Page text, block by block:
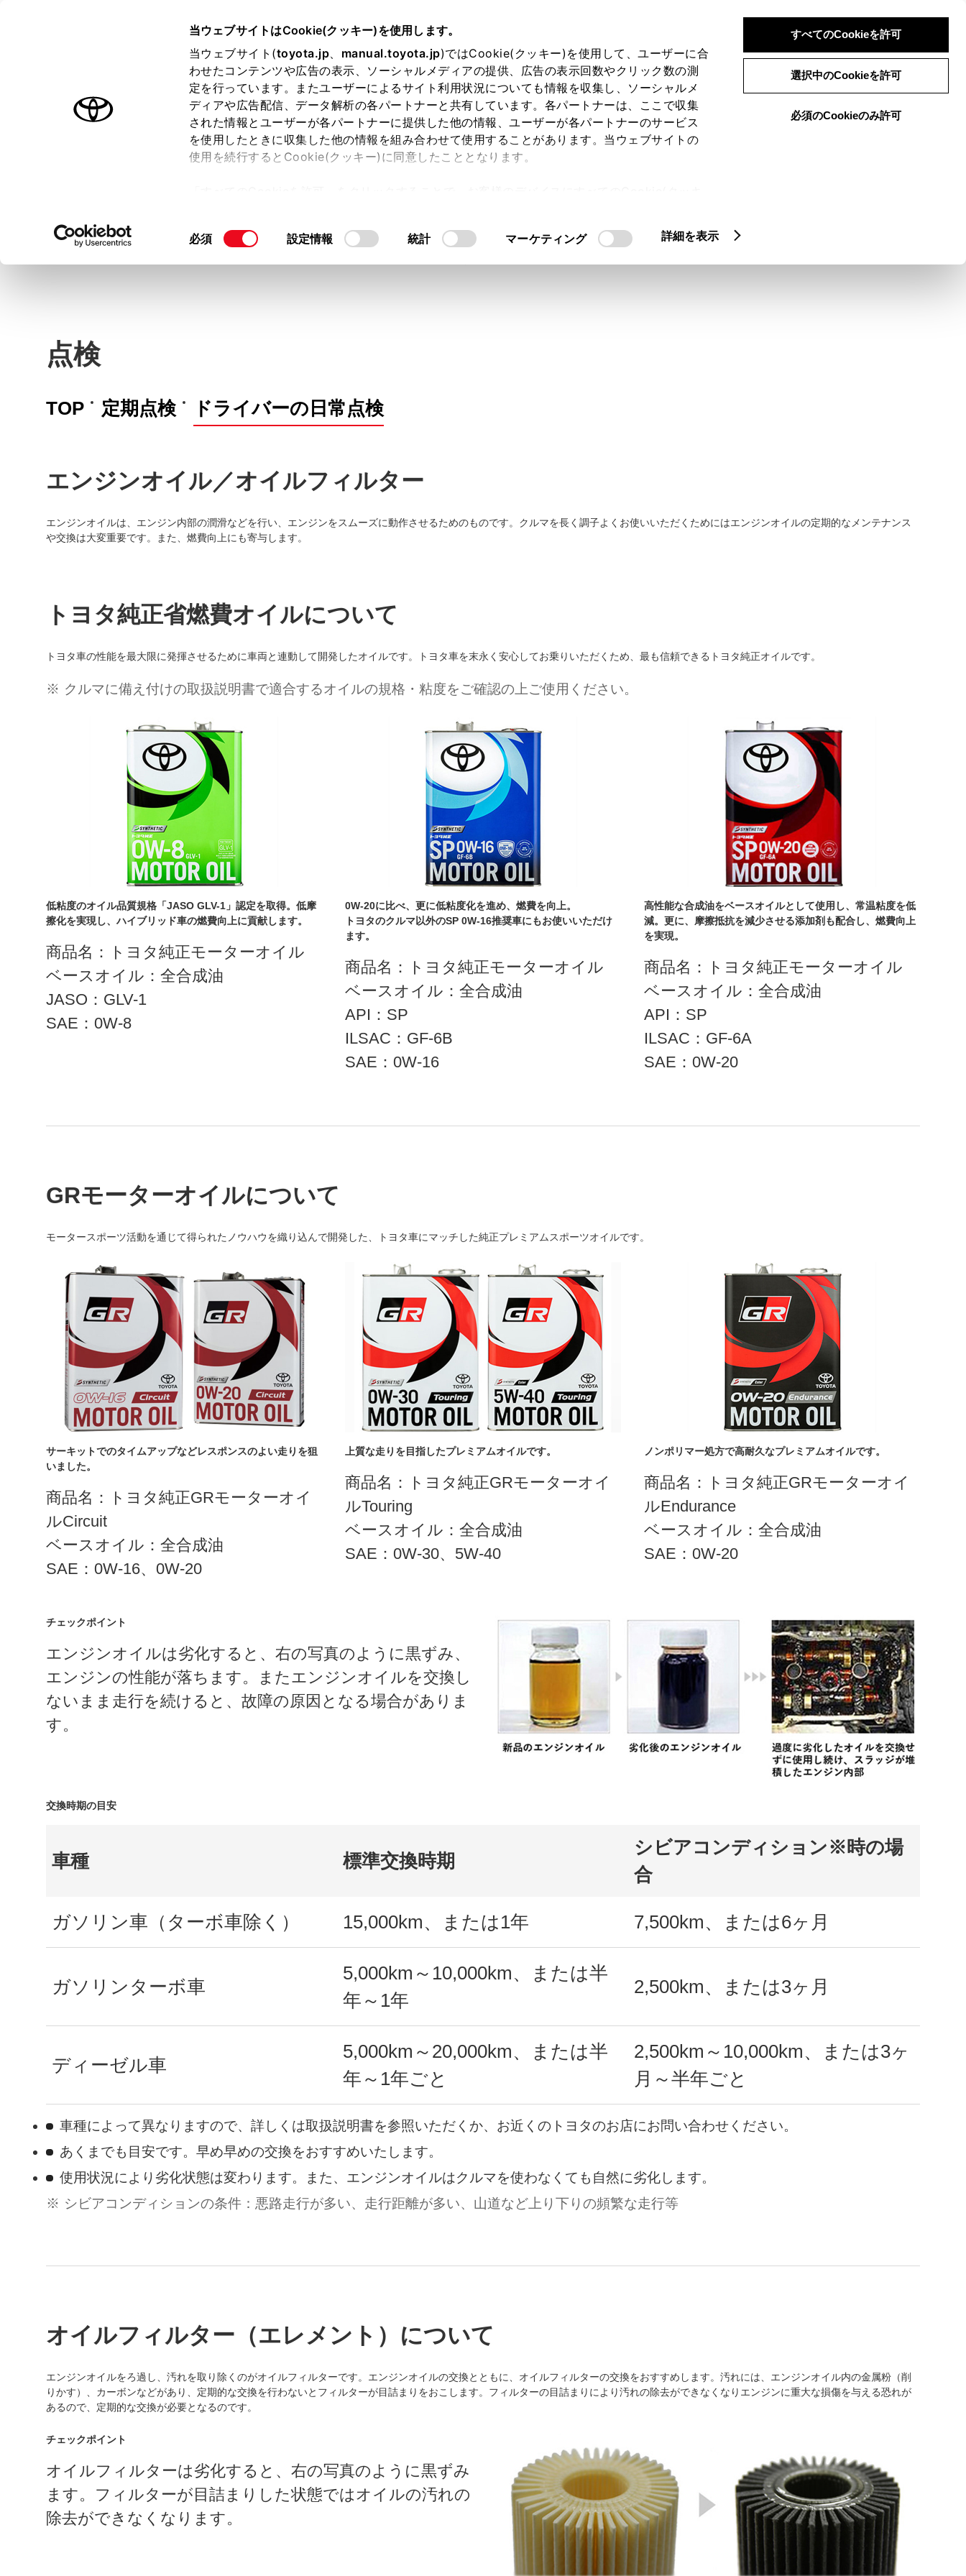
当ウェブサイトはCookie(クッキー)を使用します。
当ウェブサイト(toyota.jp、 manual.toyota.jp)ではCookie(クッキー)を使用して、ユーザーに合
わせたコンテンツや広告の表示、ソーシャルメディアの提供、広告の表示回数やクリック数の測
定を行っています。またユーザーによるサイト利用状況についても情報を収集し、ソーシャルメ
ディアや広告配信、データ解析の各パートナーと共有しています。各パートナーは、ここで収集
された情報とユーザーが各パートナーに提供した他の情報、ユーザーが各パートナーのサービス
を使用したときに収集した他の情報を組み合わせて使用することがあります。当ウェブサイトの
使用を続行するとCookie(クッキー)に同意したこととなります。
て」をご覧ください。
同
必須 設定情報 統計 マーケティング 詳細を表示
すべてのCookieを許可
選択中のCookieを許可
必須のCookieのみ許可
ログイン 検索 メニュー
オーナーサポート トピックス
アフターサービス
点検
TOP 定期点検 ドライバーの日常点検
エンジンオイル／オイルフィルター
エンジンオイルは、エンジン内部の潤滑などを行い、エンジンをスムーズに動作させるためのものです。クルマを長く調子よくお使いいただくためにはエンジンオイルの定期的なメンテナンス
や交換は大変重要です。また、燃費向上にも寄与します。
トヨタ純正省燃費オイルについて
トヨタ車の性能を最大限に発揮させるために車両と連動して開発したオイルです。トヨタ車を末永く安心してお乗りいただくため、最も信頼できるトヨタ純正オイルです。
クルマに備え付けの取扱説明書で適合するオイルの規格・粘度をご確認の上ご使用ください。
低粘度のオイル品質規格「JASO GLV-1」認定を取得。低摩
擦化を実現し、ハイブリッド車の燃費向上に貢献します。
商品名：トヨタ純正モーターオイル
ベースオイル：全合成油
JASO：GLV-1
SAE：0W-8
0W-20に比べ、更に低粘度化を進め、燃費を向上。
トヨタのクルマ以外のSP 0W-16推奨車にもお使いいただけ
ます。
商品名：トヨタ純正モーターオイル
ベースオイル：全合成油
API：SP
ILSAC：GF-6B
SAE：0W-16
高性能な合成油をベースオイルとして使用し、常温粘度を低
減。更に、摩擦抵抗を減少させる添加剤も配合し、燃費向上
を実現。
商品名：トヨタ純正モーターオイル
ベースオイル：全合成油
API：SP
ILSAC：GF-6A
SAE：0W-20
GRモーターオイルについて
モータースポーツ活動を通じて得られたノウハウを織り込んで開発した、トヨタ車にマッチした純正プレミアムスポーツオイルです。
サーキットでのタイムアップなどレスポンスのよい走りを狙
いました。
商品名：トヨタ純正GRモーターオイ
ルCircuit
ベースオイル：全合成油
SAE：0W-16、0W-20
上質な走りを目指したプレミアムオイルです。
商品名：トヨタ純正GRモーターオイ
ルTouring
ベースオイル：全合成油
SAE：0W-30、5W-40
ノンポリマー処方で高耐久なプレミアムオイルです。
商品名：トヨタ純正GRモーターオイ
ルEndurance
ベースオイル：全合成油
SAE：0W-20
チェックポイント
エンジンオイルは劣化すると、右の写真のように黒ずみ、
エンジンの性能が落ちます。またエンジンオイルを交換し
ないまま走行を続けると、故障の原因となる場合がありま
す。
交換時期の目安
車種 標準交換時期
シビアコンディション※時の場
合
ガソリン車（ターボ車除く） 15,000km、または1年 7,500km、または6ヶ月
ガソリンターボ車
5,000km～10,000km、または半
年～1年
2,500km、または3ヶ月
ディーゼル車
5,000km～20,000km、または半
年～1年ごと
2,500km～10,000km、または3ヶ
月～半年ごと
車種によって異なりますので、詳しくは取扱説明書を参照いただくか、お近くのトヨタのお店にお問い合わせください。
あくまでも目安です。早め早めの交換をおすすめいたします。
使用状況により劣化状態は変わります。また、エンジンオイルはクルマを使わなくても自然に劣化します。
シビアコンディションの条件：悪路走行が多い、走行距離が多い、山道など上り下りの頻繁な走行等
オイルフィルター（エレメント）について
エンジンオイルをろ過し、汚れを取り除くのがオイルフィルターです。エンジンオイルの交換とともに、オイルフィルターの交換をおすすめします。汚れには、エンジンオイル内の金属粉（削
りかす）、カーボンなどがあり、定期的な交換を行わないとフィルターが目詰まりをおこします。フィルターの目詰まりにより汚れの除去ができなくなりエンジンに重大な損傷を与える恐れが
あるので、定期的な交換が必要となるのです。
チェックポイント
オイルフィルターは劣化すると、右の写真のように黒ずみ
ます。フィルターが目詰まりした状態ではオイルの汚れの
除去ができなくなります。